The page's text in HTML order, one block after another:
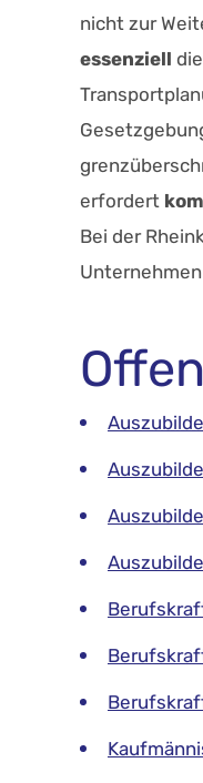
nicht zur
essenziell
erfordert
Bei der
Unternehmen